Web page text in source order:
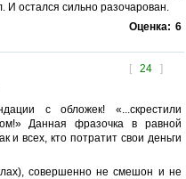
И остался сильно разочарован.
Оценка: 6
[ 24 ]
с обложек! «...скрестили
Данная фразочка в равной
и всех, кто потратит свои деньги
совершенно не смешон и не